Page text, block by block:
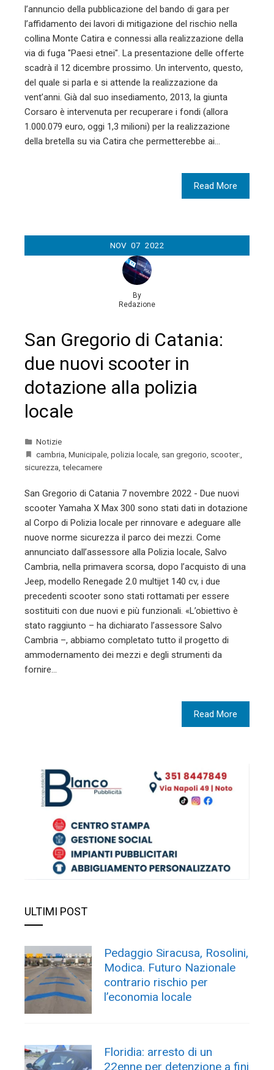
l’annuncio della pubblicazione del bando di gara per
l’affidamento dei lavori di mitigazione del rischio nella
collina Monte Catira e connessi alla realizzazione della
via di fuga "Paesi etnei". La presentazione delle offerte
scadrà il 12 dicembre prossimo. Un intervento, questo,
del quale si parla e si attende la realizzazione da
vent’anni. Già dal suo insediamento, 2013, la giunta
Corsaro è intervenuta per recuperare i fondi (allora
1.000.079 euro, oggi 1,3 milioni) per la realizzazione
della bretella su via Catira che permetterebbe ai…
Read More
NOV 07 2022
By
Redazione
San Gregorio di Catania:
due nuovi scooter in
dotazione alla polizia
locale
Notizie
cambria, Municipale, polizia locale, san gregorio, scooter:,
sicurezza, telecamere
San Gregorio di Catania 7 novembre 2022 - Due nuovi
scooter Yamaha X Max 300 sono stati dati in dotazione
al Corpo di Polizia locale per rinnovare e adeguare alle
nuove norme sicurezza il parco dei mezzi. Come
annunciato dall’assessore alla Polizia locale, Salvo
Cambria, nella primavera scorsa, dopo l’acquisto di una
Jeep, modello Renegade 2.0 multijet 140 cv, i due
precedenti scooter sono stati rottamati per essere
sostituiti con due nuovi e più funzionali. «L’obiettivo è
stato raggiunto – ha dichiarato l’assessore Salvo
Cambria –, abbiamo completato tutto il progetto di
ammodernamento dei mezzi e degli strumenti da
fornire…
Read More
ULTIMI POST
Pedaggio Siracusa, Rosolini,
Modica. Futuro Nazionale
contrario rischio per
l’economia locale
Floridia: arresto di un
22enne per detenzione a fini